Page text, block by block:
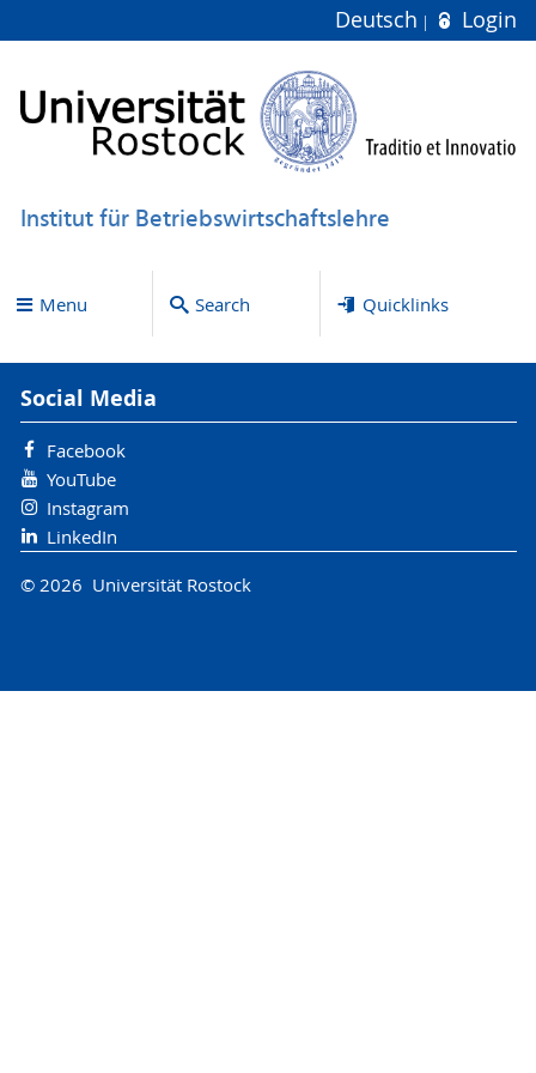
Deutsch Login
Institut für Betriebswirtschaftslehre
Menu Search Quicklinks
Social Media
Facebook
YouTube
Instagram
LinkedIn
© 2026 Universität Rostock